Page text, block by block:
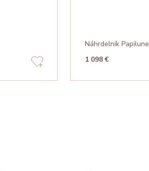
Náhrdelník Papilune
1 098 €